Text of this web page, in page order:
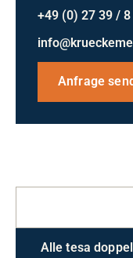
+49 (0) 27 39 /
Anfrage
Alle tesa